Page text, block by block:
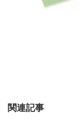
関連記事